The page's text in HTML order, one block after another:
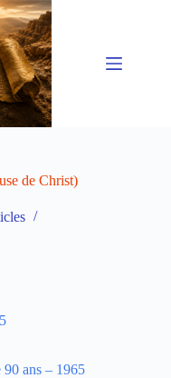
de Christ)
90 ans – 1965